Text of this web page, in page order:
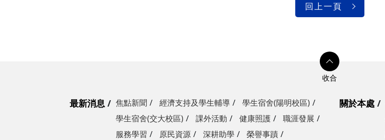
回上一頁
最新消息 焦點新聞 經濟支持及學生輔導
學生宿舍(陽明校區)
學生宿舍(交大校區)
課外活動 健康照護
職涯發展
服務學習
原民資源 深耕助學
榮譽事蹟
關於本處